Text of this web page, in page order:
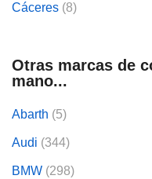
Cáceres (8)
Otras marcas de
mano...
Abarth (5)
Audi (344)
BMW (298)